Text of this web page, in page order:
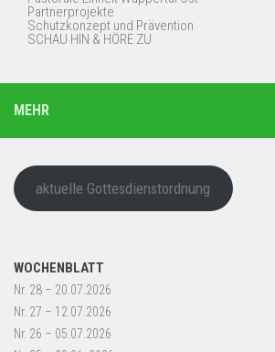
Partnerprojekte
Schutzkonzept und Prävention
SCHAU HIN & HÖRE ZU
MEHR
aktuelle Gottesdienstordnung
WOCHENBLATT
Nr. 28 – 20.07.2026
Nr. 27 – 12.07.2026
Nr. 26 – 05.07.2026